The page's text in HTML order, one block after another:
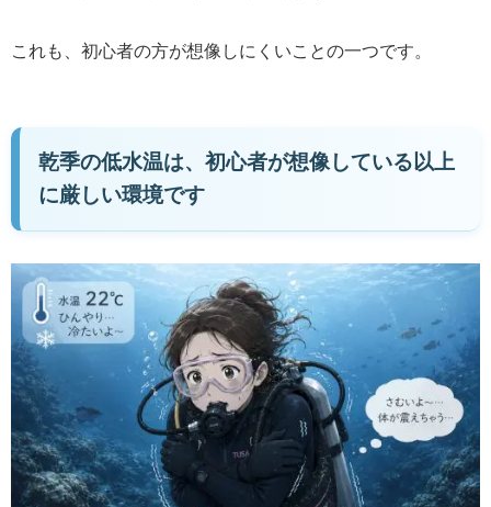
これも、初心者の方が想像しにくいことの一つです。
乾季の低水温は、初心者が想像している以上
に厳しい環境です